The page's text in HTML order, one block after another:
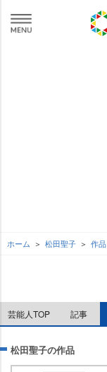
ホーム 松田聖子 作品
芸能人TOP 記事
松田聖子の作品